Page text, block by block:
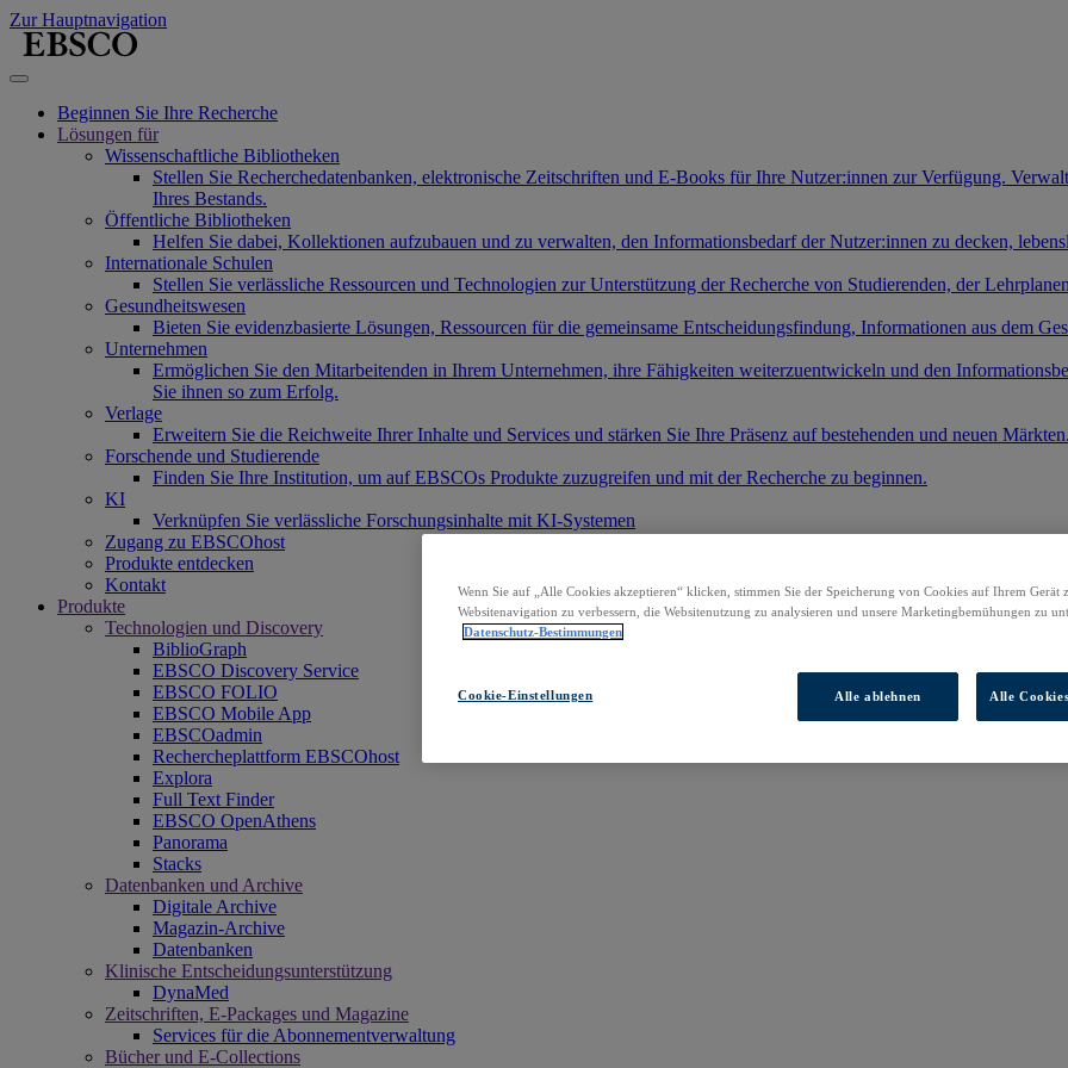
Zur Hauptnavigation
Beginnen Sie Ihre Recherche
Lösungen für
Wissenschaftliche Bibliotheken
Stellen Sie Recherchedatenbanken, elektronische Zeitschriften und E-Books für Ihre Nutzer:innen zur Verfügung.
Ihres Bestands.
Öffentliche Bibliotheken
Helfen Sie dabei, Kollektionen aufzubauen und zu verwalten, den Informationsbedarf der Nutzer:innen zu decken,
Internationale Schulen
Stellen Sie verlässliche Ressourcen und Technologien zur Unterstützung der Recherche von Studierenden, der
Gesundheitswesen
Bieten Sie evidenzbasierte Lösungen, Ressourcen für die gemeinsame Entscheidungsfindung, Informationen aus dem
Unternehmen
Ermöglichen Sie den Mitarbeitenden in Ihrem Unternehmen, ihre Fähigkeiten weiterzuentwickeln und den
Sie ihnen so zum Erfolg.
Verlage
Erweitern Sie die Reichweite Ihrer Inhalte und Services und stärken Sie Ihre Präsenz auf bestehenden und neuen Märkten.
Forschende und Studierende
Finden Sie Ihre Institution, um auf EBSCOs Produkte zuzugreifen und mit der Recherche zu beginnen.
KI
Verknüpfen Sie verlässliche Forschungsinhalte mit KI-Systemen
Zugang zu EBSCOhost
Produkte entdecken
Kontakt
Produkte
Technologien und Discovery
BiblioGraph
EBSCO Discovery Service
EBSCO FOLIO
EBSCO Mobile App
EBSCOadmin
Rechercheplattform EBSCOhost
Explora
Full Text Finder
EBSCO OpenAthens
Panorama
Stacks
Datenbanken und Archive
Digitale Archive
Magazin-Archive
Datenbanken
Klinische Entscheidungsunterstützung
DynaMed
Zeitschriften, E-Packages und Magazine
Services für die Abonnementverwaltung
Bücher und E-Collections
Wenn Sie auf „Alle Cookies akzeptieren“ klicken, stimmen Sie der Speicherung von Cookies auf Ihrem Gerät
Websitenavigation zu verbessern, die Websitenutzung zu analysieren und unsere Marketingbemühungen zu
Datenschutz-Bestimmungen
Cookie-Einstellungen Alle ablehnen Alle